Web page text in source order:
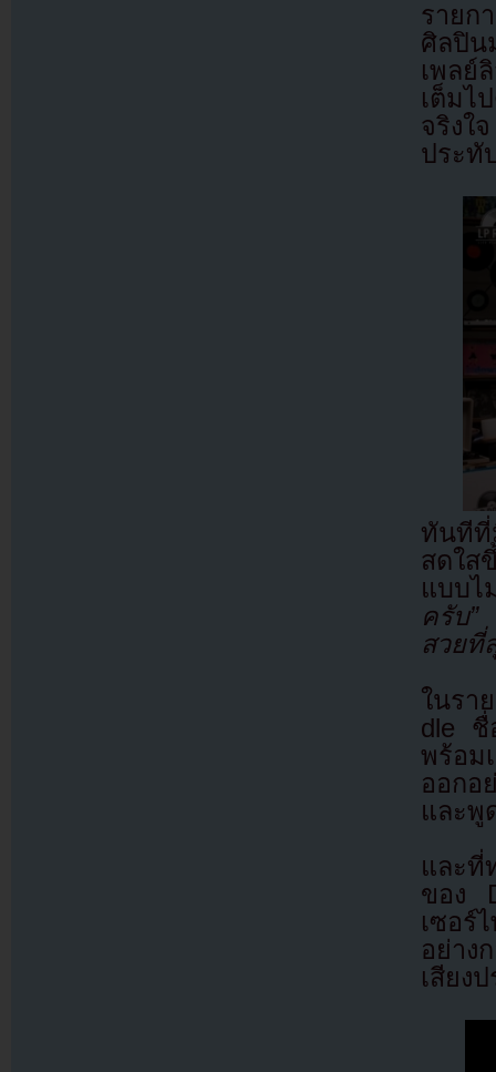
รายก
ศิลปิน
เพลย์
เต็มไ
จริงใ
ประทั
ทันทีที่
สดใส
แบบไ
ครับ
สวยที่
ในรา
dle ชื่
พร้อม
ออกอ
และพู
และที่
ของ
เซอร์
อย่าง
เสียง